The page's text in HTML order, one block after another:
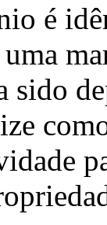
é
sido